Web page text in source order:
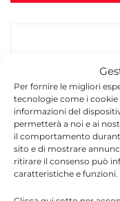
Per fornire le migliori
tecnologie come i cookie
informazioni del
permetterà a noi e ai
il comportamento
sito e di mostrare
ritirare il consenso può
caratteristiche e funzioni.
La redazione di
da
accurati